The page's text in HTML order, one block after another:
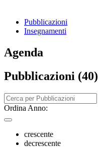
Pubblicazioni
Insegnamenti
Agenda
Pubblicazioni (40)
Ordina Anno:
crescente
decrescente